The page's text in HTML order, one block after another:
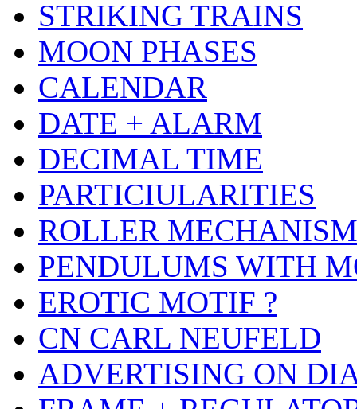
STRIKING TRAINS
MOON PHASES
CALENDAR
DATE + ALARM
DECIMAL TIME
PARTICIULARITIES
ROLLER MECHANISM
PENDULUMS WITH
EROTIC MOTIF ?
CN CARL NEUFELD
ADVERTISING ON